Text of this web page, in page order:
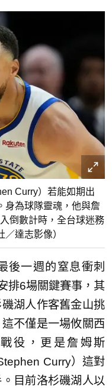
Curry）若能如期出
身為球隊靈魂，他與詹
倒數計時，全台球迷務
達志影像）
後一週的窒息衝刺
排6場關鍵賽事，其
湖人作客舊金山挑
不僅是一場攸關西
役，更是詹姆斯
Curry）這對
目前洛杉磯湖人以